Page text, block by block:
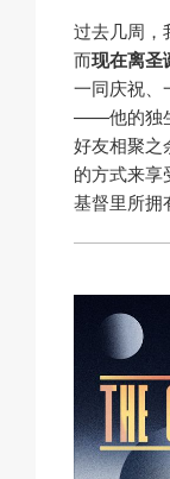
过去几周，
而现在离圣
一同庆祝、
——他的独
好友相聚之
的方式来享
基督里所拥